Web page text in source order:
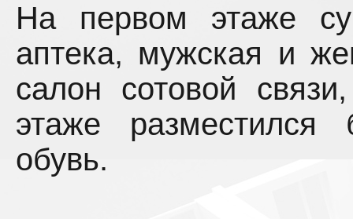
На первом этаже
аптека, мужская и
салон сотовой
этаже
обувь.